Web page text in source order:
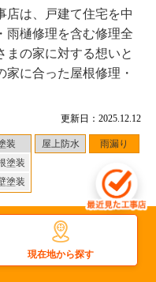
更新日：2025.12.12
装
塗装
塗装
屋上防水 雨漏り
店は、戸建て住宅を中
雨樋修理を含む修理全
まの家に対する想いと
に合った屋根修理・
現在地から探す